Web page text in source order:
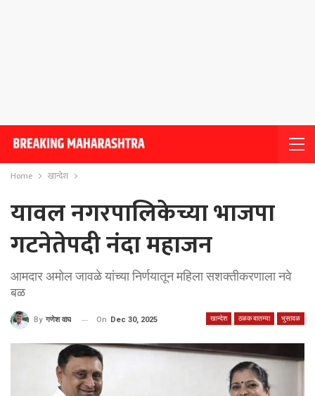
Home खान्देश
यावल नगरपालिकेच्या भाजपा
गटनेतेपदी नंदा महाजन
आमदार अमोल जावळे यांच्या निर्णयातून महिला सशक्तीकरणाला नवे
बळ
खान्देश ठळक बातम्या भुसावळ
By गणेश वाघ On Dec 30, 2025